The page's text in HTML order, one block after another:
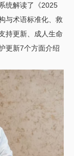
统解读了《2025
与术语标准化、救
持更新、成人生命
更新7个方面介绍